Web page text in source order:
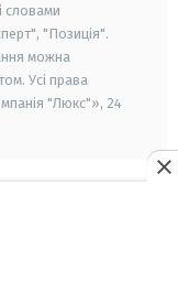
словами
"Позиція".
можна
Усі права
"Люкс"», 24